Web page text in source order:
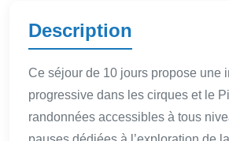
Description
Ce séjour de 10 jours propose une
progressive dans les cirques et le
randonnées accessibles à tous